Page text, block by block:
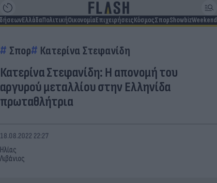
ΕλλάδαΠολιτικήΟικονομίαΕπιχειρήσειςΚόσμοςΣπορShowbizWeekend
Σπορ Κατερίνα Στεφανίδη
Κατερίνα Στεφανίδη: Η απονομή του
αργυρού μεταλλίου στην Ελληνίδα
πρωταθλήτρια
Ηλίας
Λιβάνιος
18.08.2022 22:27